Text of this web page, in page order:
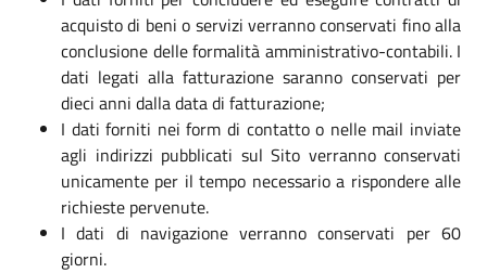
acquisto di beni o servizi verranno conservati fino alla
conclusione delle formalità amministrativo-contabili. I
dati legati alla fatturazione saranno conservati per
dieci anni dalla data di fatturazione;
I dati forniti nei form di contatto o nelle mail inviate
agli indirizzi pubblicati sul Sito verranno conservati
unicamente per il tempo necessario a rispondere alle
richieste pervenute.
I dati di navigazione verranno conservati per 60
giorni.